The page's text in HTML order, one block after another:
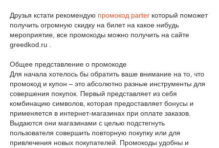
Друзья кстати рекомендую промокод parter который поможет
получить огромную скидку на билет на какое нибудь
мероприятие, все промокоды можно получить на сайте
greedkod.ru .
Общее представление о промокоде
Для начала хотелось бы обратить ваше внимание на то, что
промокод и купон – это абсолютно разные инструменты для
совершения покупок. Первый представляет из себя
комбинацию символов, которая предоставляет бонусы и
применяется в интернет-магазинах при оплате заказов.
Выдаются они магазинами с целью подстегнуть
пользователя совершить повторную покупку или для
привлечения новых покупателей. Промокоды удобны и